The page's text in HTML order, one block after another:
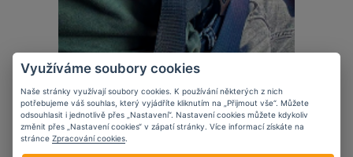
Novinky
5 věcí, které zvážit při nošení krátké
zbraně ve vozidle
Využíváme soubory cookies
Naše stránky využívají soubory cookies. K používání některých z nich
potřebujeme váš souhlas, který vyjádříte kliknutím na „Přijmout vše“. Můžete
odsouhlasit i jednotlivě přes „Nastavení“. Nastavení cookies můžete kdykoliv
změnit přes „Nastavení cookies“ v zápatí stránky. Více informací získáte na
stránce Zpracování cookies